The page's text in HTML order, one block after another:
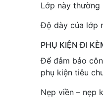
Lớp này
Độ dày của lớp
PHỤ KIỆN ĐI
Để đảm bảo
phụ kiện tiêu
Nẹp viền – nẹp